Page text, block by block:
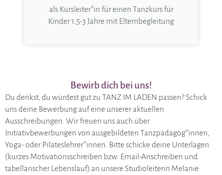
als Kursleiter*in für einen Tanzkurs für
Kinder 1,5-3 Jahre mit Elternbegleitung
Bewirb dich bei uns!
Du denkst, du würdest gut zu TANZ IM LADEN passen? Schick
uns deine Bewerbung auf eine unserer aktuellen
Ausschreibungen. Wir freuen uns auch über
Initiativbewerbungen von ausgebildeten Tanzpädagog*innen,
Yoga- oder Pilateslehrer*innen. Bitte schicke deine Unterlagen
(kurzes Motivationsschreiben bzw. Email-Anschreiben und
tabellarischer Lebenslauf) an unsere Studioleiterin Melanie